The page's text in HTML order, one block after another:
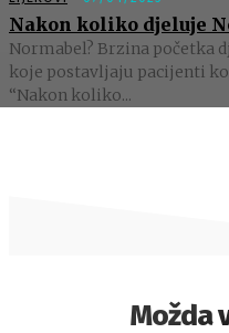
Nakon koliko djeluje
Normabel? Brzina početka
koje postavljaju pacijenti
“Nakon koliko...
Možda